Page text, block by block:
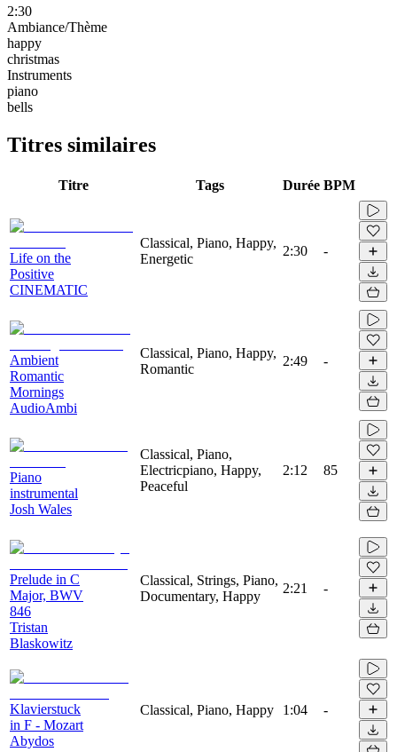
2:30
Ambiance/Thème
happy
christmas
Instruments
piano
bells
Titres similaires
Titre Tags Durée BPM
Life on the
Positive
CINEMATIC
Classical, Piano, Happy,
Energetic
2:30 -
Ambient
Romantic
Mornings
AudioAmbi
Classical, Piano, Happy,
Romantic
2:49 -
Piano
instrumental
Josh Wales
Classical, Piano,
Electricpiano, Happy,
Peaceful
2:12 85
Prelude in C
Major, BWV
846
Tristan
Blaskowitz
Classical, Strings, Piano,
Documentary, Happy
2:21 -
Klavierstuck
in F - Mozart
Abydos
Classical, Piano, Happy 1:04 -